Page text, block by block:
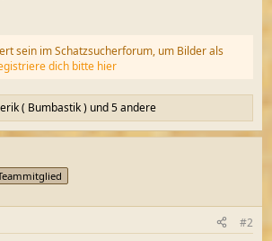
sein im Schatzsucherforum, um Bilder als
dich bitte hier
erik ( Bumbastik ) und 5 andere
#2